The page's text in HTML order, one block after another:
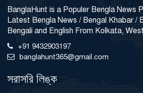
BanglaHunt is a Populer Bengla News
Latest Bengla News / Bengal Khabar /
Bengali and English From Kolkata,
+91 9432903197
banglahunt365@gmail.com
সরাসরি লিঙ্ক